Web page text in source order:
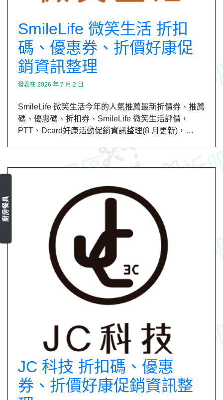
SmileLife 微笑生活 折扣
碼、優惠券、折價好康促
銷資訊整理
發表在 2026 年 7 月 2 日
SmileLife 微笑生活今年的人氣推薦最新折價券、推薦
碼、優惠碼、折扣券、SmileLife 微笑生活評價，
PTT、Dcard好康活動促銷資訊整理(8 月更新)，…
廚房餐具
JC 科技 折扣碼、優惠
券、折價好康促銷資訊整